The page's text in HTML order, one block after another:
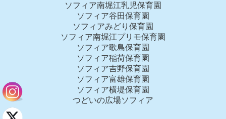
ソフィア南堀江乳児保育園
ソフィア谷田保育園
ソフィアみどり保育園
ソフィア南堀江プリモ保育園
ソフィア歌島保育園
ソフィア稲荷保育園
ソフィア吉野保育園
ソフィア富雄保育園
ソフィア横堤保育園
つどいの広場ソフィア